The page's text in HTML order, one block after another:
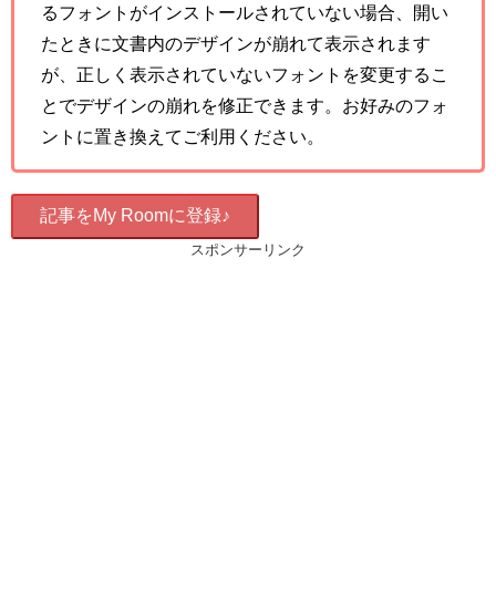
るフォントがインストールされていない場合、開い
たときに文書内のデザインが崩れて表示されます
が、正しく表示されていないフォントを変更するこ
とでデザインの崩れを修正できます。お好みのフォ
ントに置き換えてご利用ください。
記事をMy Roomに登録♪
スポンサーリンク